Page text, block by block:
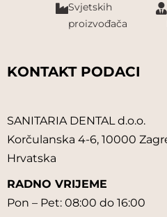
Svjetskih
proizvođača
KONTAKT PODACI
SANITARIA DENTAL d.o.o.
Korčulanska 4-6, 10000
Hrvatska
RADNO VRIJEME
Pon – Pet: 08:00 do 16:00